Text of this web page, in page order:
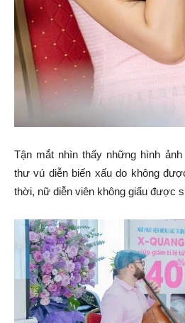
Tận mắt nhìn thấy những hình
thư vú diễn biến xấu do không
thời, nữ diễn viên không giấu được